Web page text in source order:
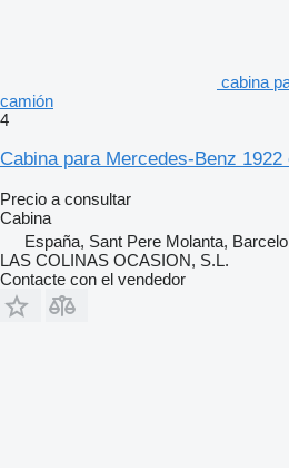
cabina
camión
4
Cabina para Mercedes-Benz 1922
Precio a consultar
Cabina
España, Sant Pere Molanta,
LAS COLINAS OCASION, S.L.
Contacte con el vendedor